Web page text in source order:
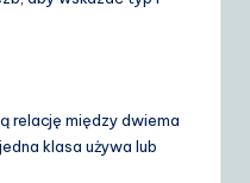
relację między dwiema
klasa używa lub